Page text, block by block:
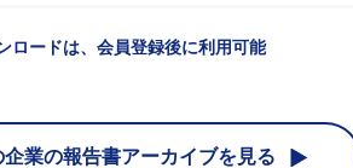
ロードは、会員登録後に利用可能
企業の報告書アーカイブを見る